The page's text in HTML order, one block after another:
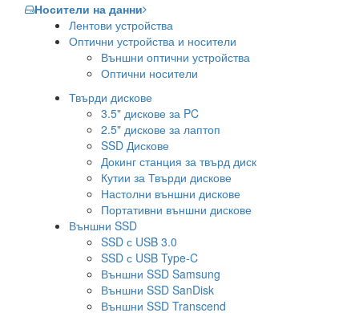
Носители на данни
Лентови устройства
Оптични устройства и носители
Външни оптични устройства
Оптични носители
Твърди дискове
3.5" дискове за PC
2.5" дискове за лаптоп
SSD Дискове
Докинг станция за твърд диск
Кутии за Твърди дискове
Настолни външни дискове
Портативни външни дискове
Външни SSD
SSD с USB 3.0
SSD с USB Type-C
Външни SSD Samsung
Външни SSD SanDisk
Външни SSD Transcend